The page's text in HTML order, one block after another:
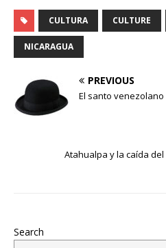
CULTURA CULTURE
NICARAGUA
PREVIOUS
El santo venezolano
Atahualpa y la caída
Search